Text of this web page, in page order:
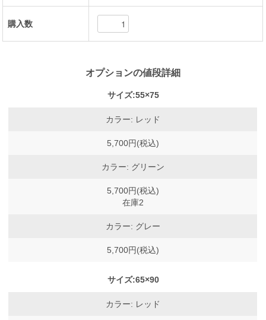
購入数
オプションの値段詳細
サイズ:55×75
カラー: レッド
5,700円(税込)
カラー: グリーン
5,700円(税込)
在庫2
カラー: グレー
5,700円(税込)
サイズ:65×90
カラー: レッド